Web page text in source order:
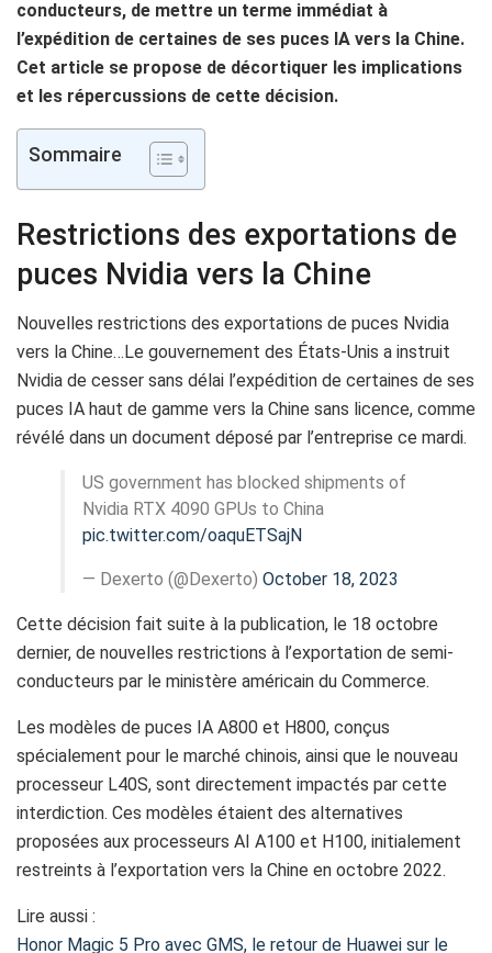
conducteurs, de mettre un terme immédiat à
l’expédition de certaines de ses puces IA vers la Chine.
Cet article se propose de décortiquer les implications
et les répercussions de cette décision.
Sommaire
Restrictions des exportations de
puces Nvidia vers la Chine
Nouvelles restrictions des exportations de puces Nvidia
vers la Chine…Le gouvernement des États-Unis a instruit
Nvidia de cesser sans délai l’expédition de certaines de ses
puces IA haut de gamme vers la Chine sans licence, comme
révélé dans un document déposé par l’entreprise ce mardi.
US government has blocked shipments of
Nvidia RTX 4090 GPUs to China
pic.twitter.com/oaquETSajN
— Dexerto (@Dexerto) October 18, 2023
Cette décision fait suite à la publication, le 18 octobre
dernier, de nouvelles restrictions à l’exportation de semi-
conducteurs par le ministère américain du Commerce.
Les modèles de puces IA A800 et H800, conçus
spécialement pour le marché chinois, ainsi que le nouveau
processeur L40S, sont directement impactés par cette
interdiction. Ces modèles étaient des alternatives
proposées aux processeurs AI A100 et H100, initialement
restreints à l’exportation vers la Chine en octobre 2022.
Lire aussi :
Honor Magic 5 Pro avec GMS, le retour de Huawei sur le